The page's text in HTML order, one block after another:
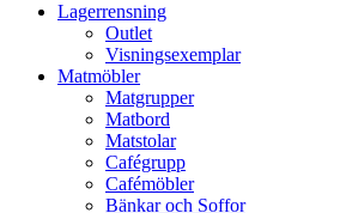
Lagerrensning
Outlet
Visningsexemplar
Matmöbler
Matgrupper
Matbord
Matstolar
Cafégrupp
Cafémöbler
Bänkar och Soffor